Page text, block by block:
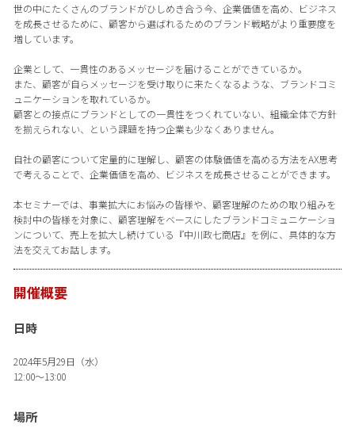
世の中にたくさんのブランドがひしめき合う今、企業価値を高め、ビジネス
を成長させるために、顧客から選ばれるためのブランド戦略がより重要度を
増しています。
企業として、一貫性のあるメッセージを届けることができているか。
また、顧客が自らメッセージを受け取りに来たくなるような、ブランドコミ
ュニケーションを取れているか。
顧客との接点にブランドとしての一貫性をつくれていない、組織全体で方針
を揃えられない、という課題を持つ企業も少なくありません。
自社の顧客について定量的に理解し、顧客の体験価値を高める方法をAX思考
で考えることで、企業価値を高め、ビジネスを成長させることができます。
本セミナーでは、事業拡大にお悩みの皆様や、顧客理解のための取り組みを
検討中の皆様を対象に、顧客理解をベースにしたブランドコミュニケーショ
ンについて、売上を拡大し続けている『中川政七商店』を例に、具体的な方
法を交えてお話します。
開催概要
日時
2024年5月29日（水）
12:00～13:00
場所